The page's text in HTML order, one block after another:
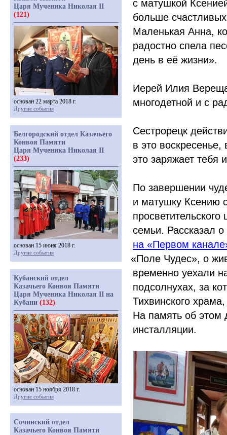
с матушкой
больше
Маленькая Анна,
радостно спела
день в её жизни».
Иерей Илия
многодетной и с
Сестрорецк
в это
это заряжает тебя
По завершении
и матушку Ксению
семьи. Рассказал
на «Первом
«Поле Чудес», о
временно уехали
подсолнухах, за
Тихвинского
На память об этом
инсталляции.
Царя Мученика Николая II
(121)
основан 22 марта 2018 г.
Другие события
Белгородский отдел Казачьего
Конвоя Памяти
Царя Мученика Николая II
(233)
основан 15 июня 2018 г.
Другие события
Кубанский отдел
Казачьего Конвоя Памяти
Царя Мученика Николая II на
Кубани (132)
основан 15 ноября 2018 г.
Другие события
Сочинский отдел
Казачьего Конвоя Памяти